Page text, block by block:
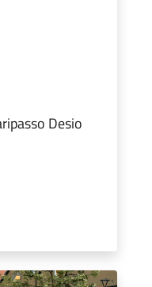
Desio